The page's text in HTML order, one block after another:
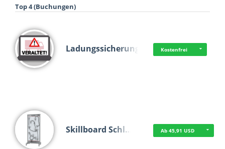
Top 4 (Buchungen)
Ladungssicherung Kostenfrei
Skillboard Schl… Ab 45,91 USD